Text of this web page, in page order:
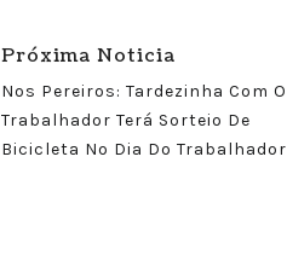
Próxima Noticia
Nos Pereiros: Tardezinha Com O
Trabalhador Terá Sorteio De
Bicicleta No Dia Do Trabalhador